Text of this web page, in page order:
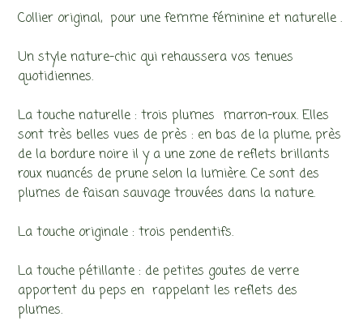
Collier original, pour une femme féminine et naturelle .
Un style nature-chic qui rehaussera vos tenues
quotidiennes.
La touche naturelle : trois plumes marron-roux. Elles
sont très belles vues de près : en bas de la plume, près
de la bordure noire il y a une zone de reflets brillants
roux nuancés de prune selon la lumière. Ce sont des
plumes de faisan sauvage trouvées dans la nature.
La touche originale : trois pendentifs.
La touche pétillante : de petites goutes de verre
apportent du peps en rappelant les reflets des
plumes.